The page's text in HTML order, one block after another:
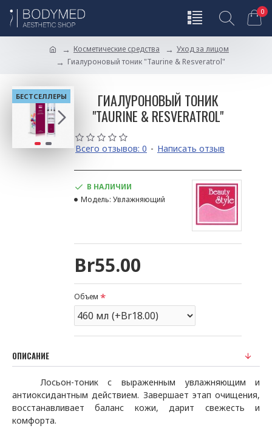
0
Косметические средства
Уход за лицом
Гиалуроновый тоник "Taurine & Resveratrol"
БЕСТСЕЛЛЕРЫ
ГИАЛУРОНОВЫЙ ТОНИК
"TAURINE & RESVERATROL"
Всего отзывов: 0 - Написать отзыв
Br55.00
В НАЛИЧИИ
Модель: Увлажняющий
Объем
ОПИСАНИЕ
Лосьон-тоник с выраженным увлажняющим и
антиоксидантным действием. Завершает этап очищения,
восстанавливает баланс кожи, дарит свежесть и
комфорта.